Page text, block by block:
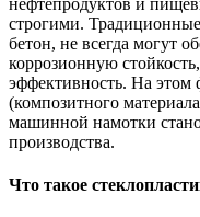
строгими.
бетон, не всегда могут
коррозионную
эффективность. На этом
(композитного
машинной намотки
производства.
Что такое